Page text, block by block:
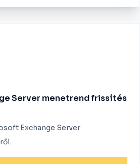
Server menetrend frissítés
Exchange Server